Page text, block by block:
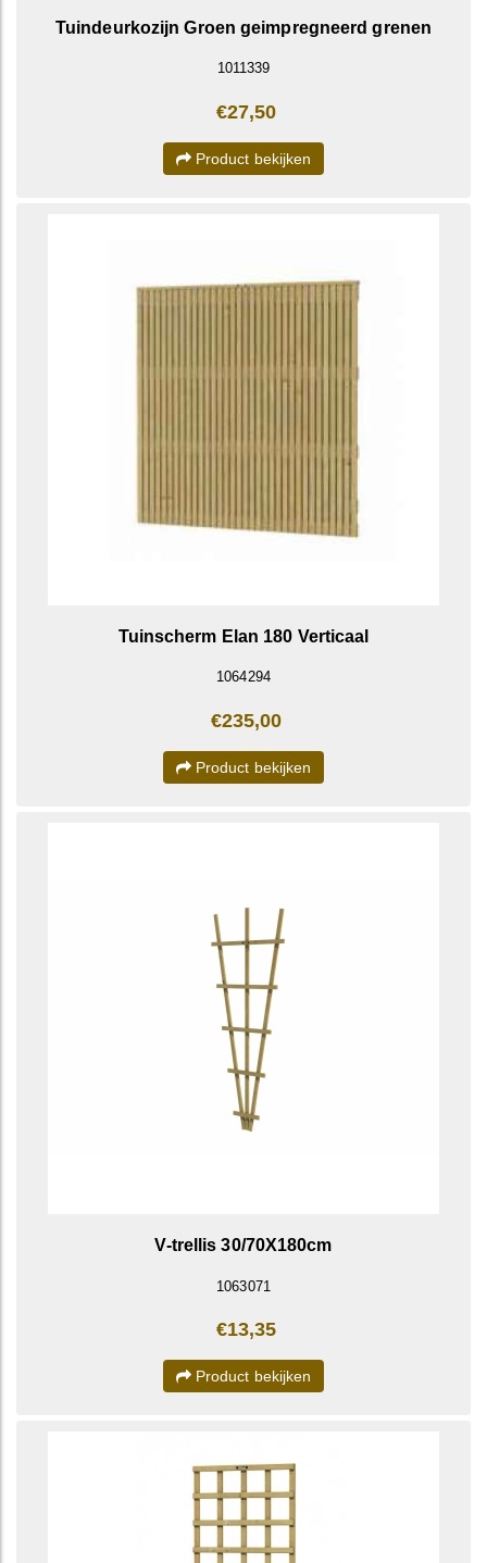
Tuindeurkozijn Groen geimpregneerd grenen
1011339
€27,50
Product bekijken
Tuinscherm Elan 180 Verticaal
1064294
€235,00
Product bekijken
V-trellis 30/70X180cm
1063071
€13,35
Product bekijken